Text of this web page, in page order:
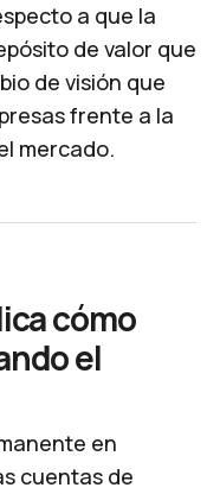
a que la
de valor que
de visión que
frente a la
mercado.
cómo
el
en
cuentas de